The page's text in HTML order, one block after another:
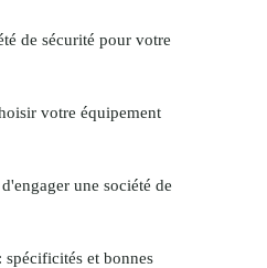
de sécurité pour votre
votre équipement
une société de
et bonnes